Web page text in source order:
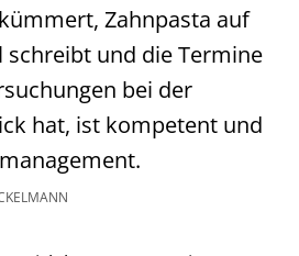
Zahnpasta auf
schreibt und die Termine
bei der
hat, ist kompetent und